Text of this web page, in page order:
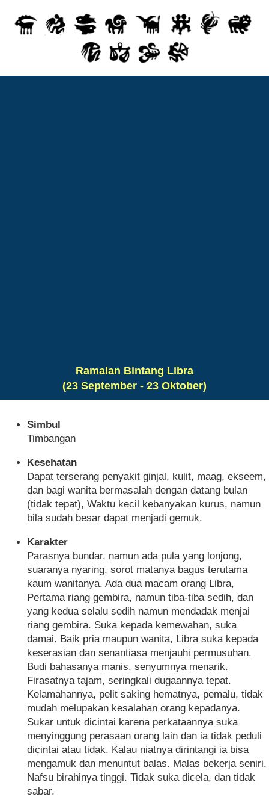
Ramalan Bintang Libra
(23 September - 23 Oktober)
Simbul
Timbangan
Kesehatan
Dapat terserang penyakit ginjal, kulit, maag, ekseem,
dan bagi wanita bermasalah dengan datang bulan
(tidak tepat), Waktu kecil kebanyakan kurus, namun
bila sudah besar dapat menjadi gemuk.
Karakter
Parasnya bundar, namun ada pula yang lonjong,
suaranya nyaring, sorot matanya bagus terutama
kaum wanitanya. Ada dua macam orang Libra,
Pertama riang gembira, namun tiba-tiba sedih, dan
yang kedua selalu sedih namun mendadak menjai
riang gembira. Suka kepada kemewahan, suka
damai. Baik pria maupun wanita, Libra suka kepada
keserasian dan senantiasa menjauhi permusuhan.
Budi bahasanya manis, senyumnya menarik.
Firasatnya tajam, seringkali dugaannya tepat.
Kelamahannya, pelit saking hematnya, pemalu, tidak
mudah melupakan kesalahan orang kepadanya.
Sukar untuk dicintai karena perkataannya suka
menyinggung perasaan orang lain dan ia tidak peduli
dicintai atau tidak. Kalau niatnya dirintangi ia bisa
mengamuk dan menuntut balas. Malas bekerja seniri.
Nafsu birahinya tinggi. Tidak suka dicela, dan tidak
sabar.